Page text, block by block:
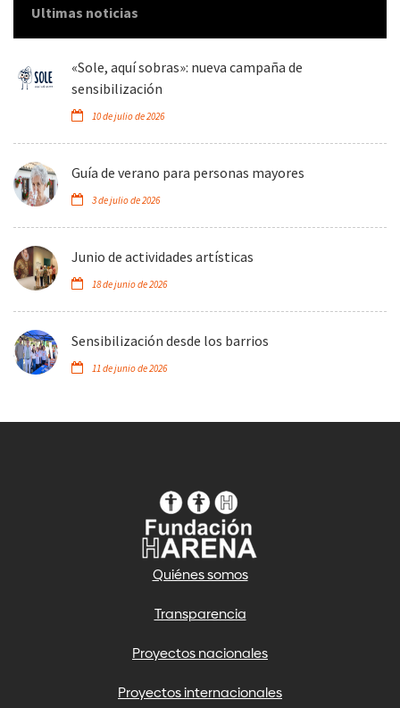
Ultimas noticias
«Sole, aquí sobras»: nueva campaña de
sensibilización
10 de julio de 2026
Guía de verano para personas mayores
3 de julio de 2026
Junio de actividades artísticas
18 de junio de 2026
Sensibilización desde los barrios
11 de junio de 2026
Quiénes somos
Transparencia
Proyectos nacionales
Proyectos internacionales